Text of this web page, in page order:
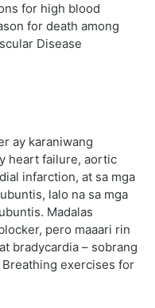
for high blood
for death among
Disease
ay karaniwang
heart failure, aortic
infarction, at sa mga
lalo na sa mga
Madalas
pero maaari rin
bradycardia – sobrang
exercises for